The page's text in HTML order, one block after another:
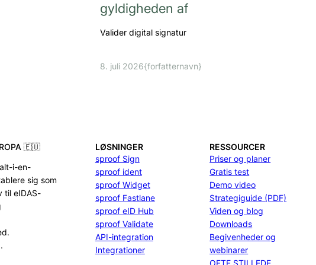
gyldigheden af
Valider digital signatur
8. juli 2026{forfatternavn}
🇪🇺
i-en-
sig som
til eIDAS-
LØSNINGER
sproof Sign
sproof ident
sproof Widget
sproof Fastlane
sproof eID Hub
sproof Validate
API-integration
Integrationer
RESSOURCER
Priser og planer
Gratis test
Demo video
Strategiguide (PDF)
Viden og blog
Downloads
Begivenheder og
webinarer